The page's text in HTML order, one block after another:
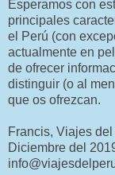
Esperamos con
principales
el Perú (con
actualmente en
de ofrecer
distinguir (o al
que os ofrezcan.
Francis, Viajes del
Diciembre del